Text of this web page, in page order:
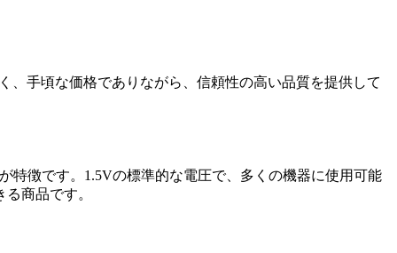
、手頃な価格でありながら、信頼性の高い品質を提供して
特徴です。1.5Vの標準的な電圧で、多くの機器に使用可能
商品です。